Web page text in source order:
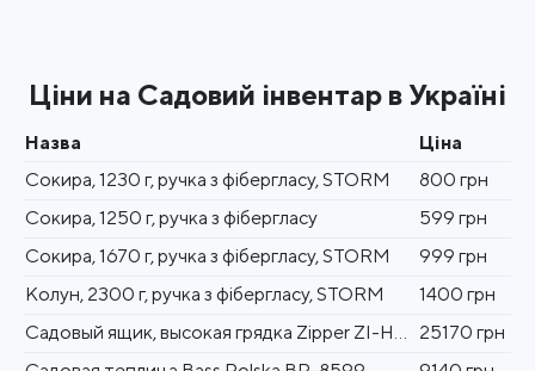
Ціни на Садовий інвентар в Україні
Назва
Ціна
Сокира, 1230 г, ручка з фібергласу, STORM
800 грн
Сокира, 1250 г, ручка з фібергласу
599 грн
Сокира, 1670 г, ручка з фібергласу, STORM
999 грн
Колун, 2300 г, ручка з фібергласу, STORM
1400 грн
Садовый ящик, высокая грядка Zipper ZI-HBT206
25170 грн